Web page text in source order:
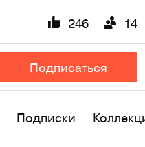
246 14
Подписаться
Подписки